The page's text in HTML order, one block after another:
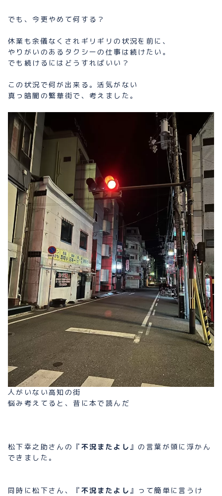
でも、今更やめて何する？
休業も余儀なくされギリギリの状況を前に、
やりがいのあるタクシーの仕事は続けたい。
でも続けるにはどうすればいい？
この状況で何が出来る。活気がない
真っ暗闇の繁華街で、考えました。
人がいない高知の街
悩み考えてると、昔に本で読んだ
松下幸之助さんの『 不況またよし 』の言葉が頭に浮かん
できました。
同時に松下さん、『 不況またよし 』って簡単に言うけ